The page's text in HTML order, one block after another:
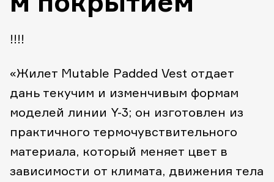
!!!!
«Жилет Mutable Padded Vest отдает
дань текучим и изменчивым формам
моделей линии Y-3; он изготовлен из
практичного термочувствительного
материала, который меняет цвет в
зависимости от климата, движения тела